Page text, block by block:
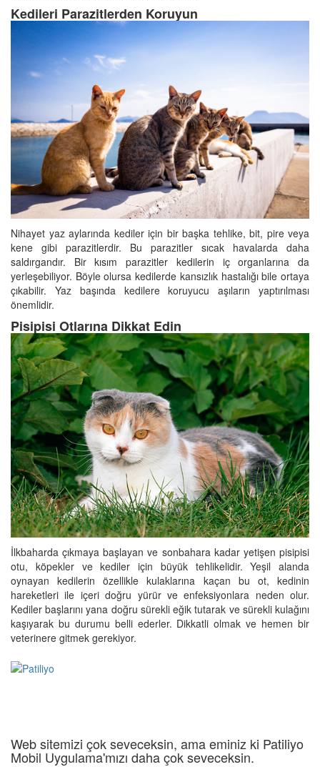
Kedileri Parazitlerden Koruyun
Nihayet yaz aylarında kediler için bir başka tehlike, bit, pire veya
kene gibi parazitlerdir. Bu parazitler sıcak havalarda daha
saldırgandır. Bir kısım parazitler kedilerin iç organlarına da
yerleşebiliyor. Böyle olursa kedilerde kansızlık hastalığı bile ortaya
çıkabilir. Yaz başında kedilere koruyucu aşıların yaptırılması
önemlidir.
Pisipisi Otlarına Dikkat Edin
İlkbaharda çıkmaya başlayan ve sonbahara kadar yetişen pisipisi
otu, köpekler ve kediler için büyük tehlikelidir. Yeşil alanda
oynayan kedilerin özellikle kulaklarına kaçan bu ot, kedinin
hareketleri ile içeri doğru yürür ve enfeksiyonlara neden olur.
Kediler başlarını yana doğru sürekli eğik tutarak ve sürekli kulağını
kaşıyarak bu durumu belli ederler. Dikkatli olmak ve hemen bir
veterinere gitmek gerekiyor.
Web sitemizi çok seveceksin, ama eminiz ki Patiliyo
Mobil Uygulama'mızı daha çok seveceksin.